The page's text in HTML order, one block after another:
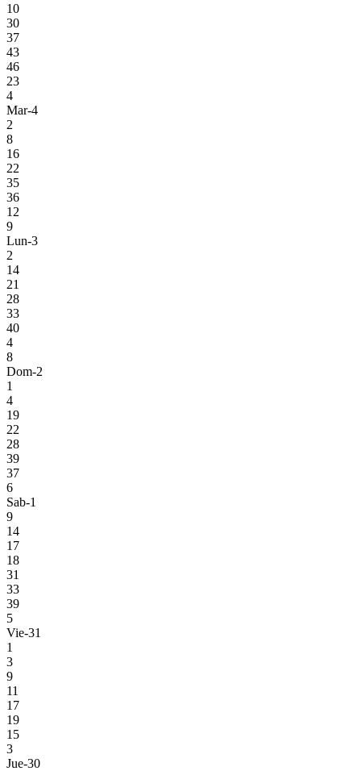
10
30
37
43
46
23
4
Mar-4
2
8
16
22
35
36
12
9
Lun-3
2
14
21
28
33
40
4
8
Dom-2
1
4
19
22
28
39
37
6
Sab-1
9
14
17
18
31
33
39
5
Vie-31
1
3
9
11
17
19
15
3
Jue-30